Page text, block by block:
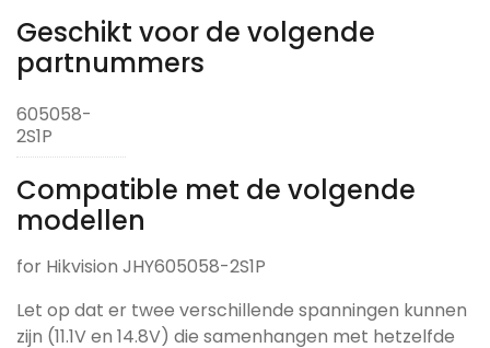
Geschikt voor de volgende
partnummers
605058-
2S1P
Compatible met de volgende
modellen
for Hikvision JHY605058-2S1P
Let op dat er twee verschillende spanningen kunnen
zijn (11.1V en 14.8V) die samenhangen met hetzelfde